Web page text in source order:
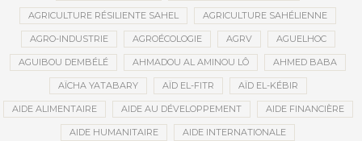
AGRICULTURE RÉSILIENTE SAHEL AGRICULTURE SAHÉLIENNE
AGRO-INDUSTRIE AGROÉCOLOGIE AGRV AGUELHOC
AGUIBOU DEMBÉLÉ AHMADOU AL AMINOU LÔ AHMED BABA
AÏCHA YATABARY AÏD EL-FITR AÏD EL-KÉBIR
AIDE ALIMENTAIRE AIDE AU DÉVELOPPEMENT AIDE FINANCIÈRE
AIDE HUMANITAIRE AIDE INTERNATIONALE